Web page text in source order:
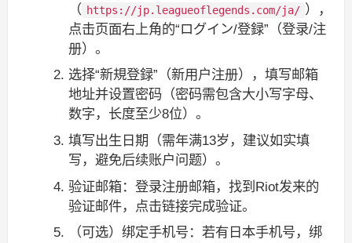
（ https://jp.leagueoflegends.com/ja/ ），
点击页面右上角的“ログイン/登録”（登录/注
册）。
选择“新規登録”（新用户注册），填写邮箱
地址并设置密码（密码需包含大小写字母、
数字，长度至少8位）。
填写出生日期（需年满13岁，建议如实填
写，避免后续账户问题）。
验证邮箱：登录注册邮箱，找到Riot发来的
验证邮件，点击链接完成验证。
（可选）绑定手机号：若有日本手机号，绑